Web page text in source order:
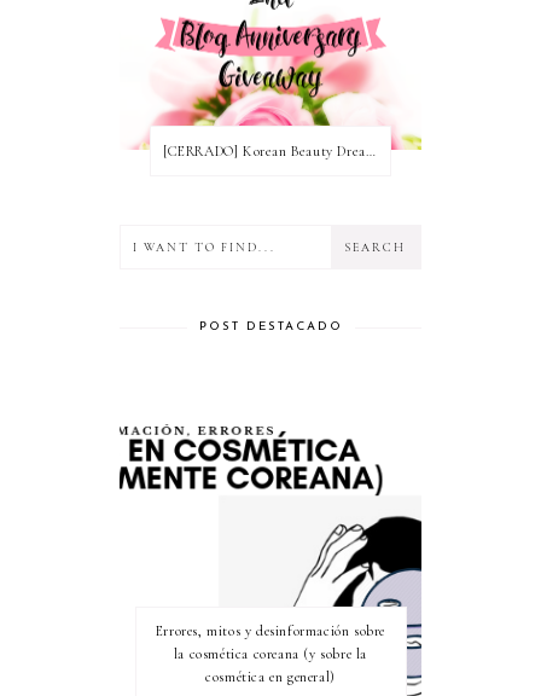
[CERRADO] Korean Beauty Dream Blog Anniversary Nº2! ~ Ganadoras
POST DESTACADO
Errores, mitos y desinformación sobre
la cosmética coreana (y sobre la
cosmética en general)